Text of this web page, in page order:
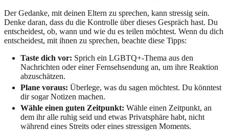
Der Gedanke, mit deinen Eltern zu sprechen, kann stressig sein.
Denke daran, dass du die Kontrolle über dieses Gespräch hast. Du
entscheidest, ob, wann und wie du es teilen möchtest. Wenn du dich
entscheidest, mit ihnen zu sprechen, beachte diese Tipps:
Taste dich vor: Sprich ein LGBTQ+-Thema aus den
Nachrichten oder einer Fernsehsendung an, um ihre Reaktion
abzuschätzen.
Plane voraus: Überlege, was du sagen möchtest. Du könntest
dir sogar Notizen machen.
Wähle einen guten Zeitpunkt: Wähle einen Zeitpunkt, an
dem ihr alle ruhig seid und etwas Privatsphäre habt, nicht
während eines Streits oder eines stressigen Moments.